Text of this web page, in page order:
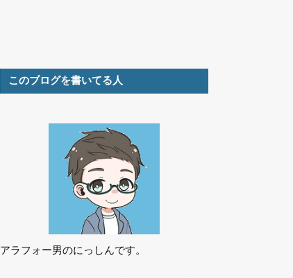
このブログを書いてる人
アラフォー男のにっしんです。